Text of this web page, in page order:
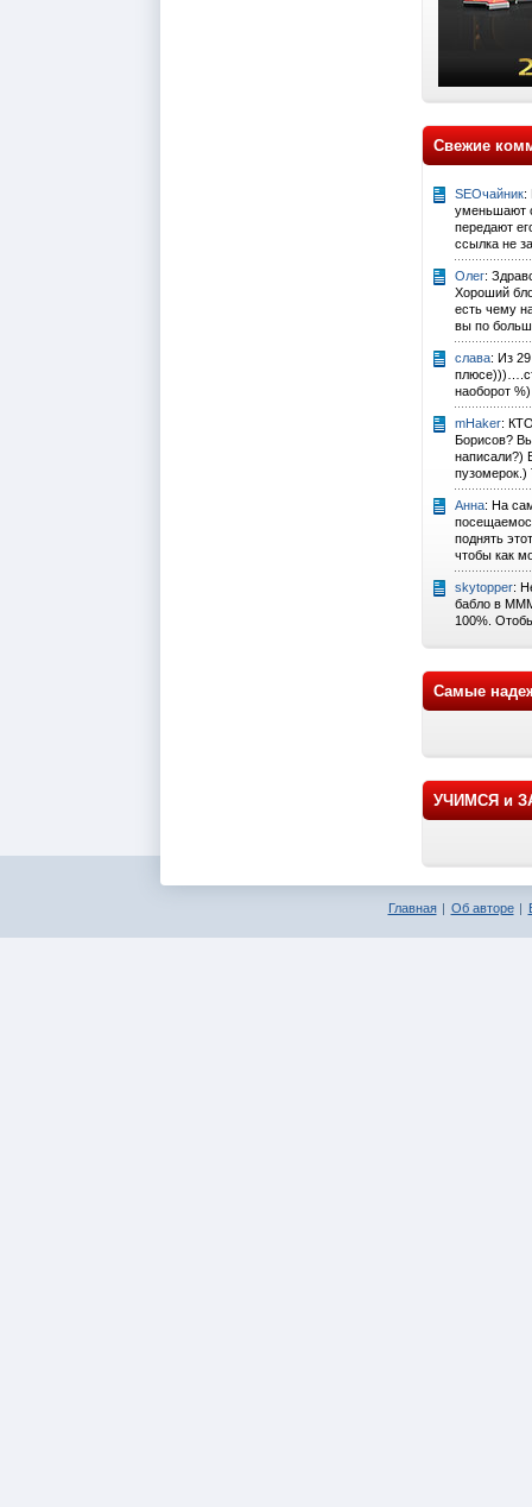
Свежие
SEOчайник:
уменьшают
передают
ссылка не
Олег:
Хороший
есть чему
вы по
слава: Из
наоборот %)
mHaker:
Борисов?
написали?)
пузомерок.)
Анна: На
поднять
чтобы как
skytopper:
бабло в
100%.
Самые
УЧИМСЯ и
Главная Об авторе